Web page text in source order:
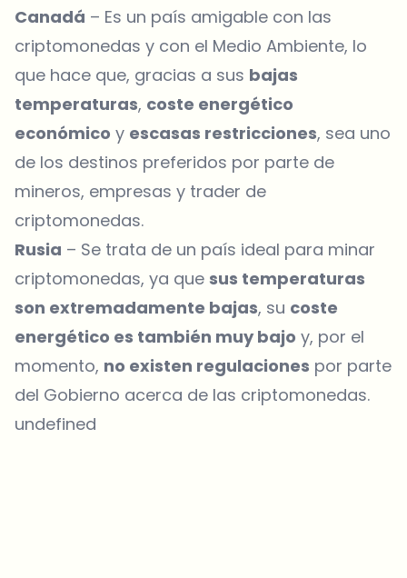
Canadá – Es un país amigable con las
criptomonedas y con el Medio Ambiente, lo
que hace que, gracias a sus bajas
temperaturas, coste energético
económico y escasas restricciones, sea uno
de los destinos preferidos por parte de
mineros, empresas y trader de
criptomonedas.
Rusia – Se trata de un país ideal para minar
criptomonedas, ya que sus temperaturas
son extremadamente bajas, su coste
energético es también muy bajo y, por el
momento, no existen regulaciones por parte
del Gobierno acerca de las criptomonedas.
undefined